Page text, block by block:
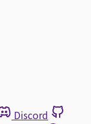
Discord